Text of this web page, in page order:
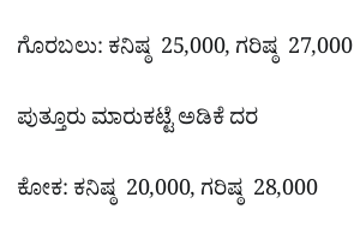
ಗೊರಬಲು: ಕನಿಷ್ಠ 25,000, ಗರಿಷ್ಠ 27,000
ಪುತ್ತೂರು ಮಾರುಕಟ್ಟೆ ಅಡಿಕೆ ದರ
ಕೋಕ: ಕನಿಷ್ಠ 20,000, ಗರಿಷ್ಠ 28,000